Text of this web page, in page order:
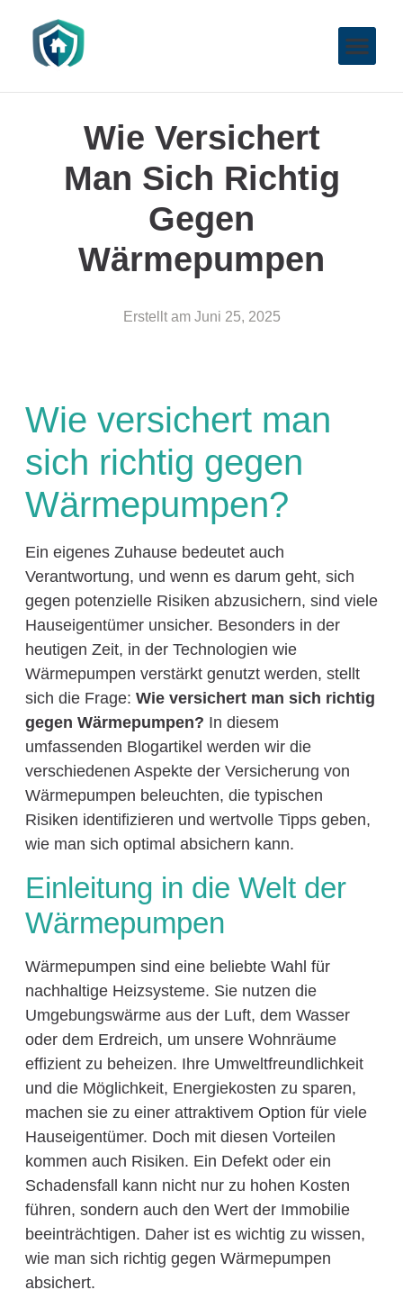
Wie Versichert
Man Sich Richtig
Gegen
Wärmepumpen
Erstellt am Juni 25, 2025
Wie versichert man
sich richtig gegen
Wärmepumpen?
Ein eigenes Zuhause bedeutet auch
Verantwortung, und wenn es darum geht, sich
gegen potenzielle Risiken abzusichern, sind viele
Hauseigentümer unsicher. Besonders in der
heutigen Zeit, in der Technologien wie
Wärmepumpen verstärkt genutzt werden, stellt
sich die Frage: Wie versichert man sich richtig
gegen Wärmepumpen? In diesem
umfassenden Blogartikel werden wir die
verschiedenen Aspekte der Versicherung von
Wärmepumpen beleuchten, die typischen
Risiken identifizieren und wertvolle Tipps geben,
wie man sich optimal absichern kann.
Einleitung in die Welt der
Wärmepumpen
Wärmepumpen sind eine beliebte Wahl für
nachhaltige Heizsysteme. Sie nutzen die
Umgebungswärme aus der Luft, dem Wasser
oder dem Erdreich, um unsere Wohnräume
effizient zu beheizen. Ihre Umweltfreundlichkeit
und die Möglichkeit, Energiekosten zu sparen,
machen sie zu einer attraktivem Option für viele
Hauseigentümer. Doch mit diesen Vorteilen
kommen auch Risiken. Ein Defekt oder ein
Schadensfall kann nicht nur zu hohen Kosten
führen, sondern auch den Wert der Immobilie
beeinträchtigen. Daher ist es wichtig zu wissen,
wie man sich richtig gegen Wärmepumpen
absichert.